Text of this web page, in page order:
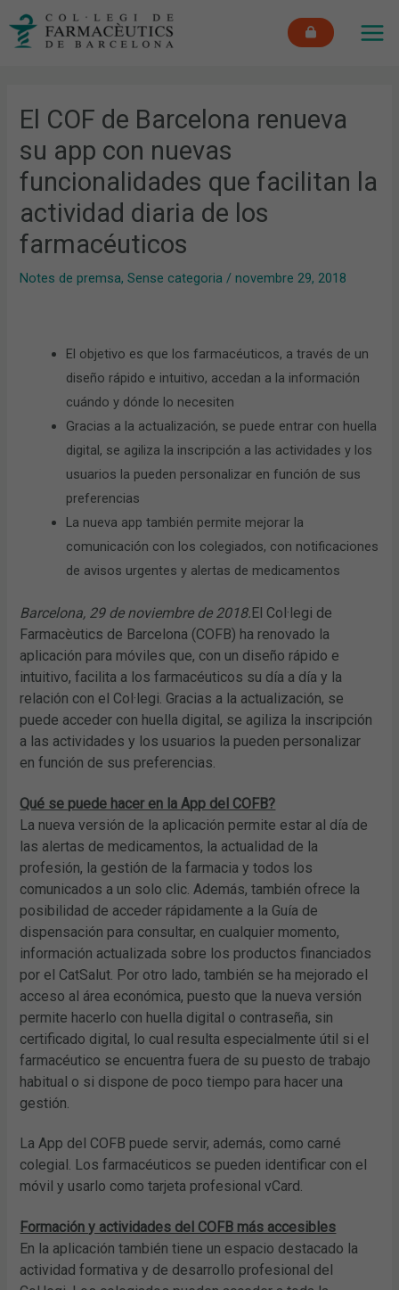
El COF de Barcelona renueva
su app con nuevas
funcionalidades que facilitan la
actividad diaria de los
farmacéuticos
Notes de premsa,Sense categoria /novembre 29, 2018
El objetivo es que los farmacéuticos, a través de un
diseño rápido e intuitivo, accedan a la información
cuándo y dónde lo necesiten
Gracias a la actualización, se puede entrar con huella
digital, se agiliza la inscripción a las actividades y los
usuarios la pueden personalizar en función de sus
preferencias
La nueva app también permite mejorar la
comunicación con los colegiados, con notificaciones
de avisos urgentes y alertas de medicamentos
Barcelona, 29 de noviembre de 2018.El Col·legi de
Farmacèutics de Barcelona (COFB) ha renovado la
aplicación para móviles que, con un diseño rápido e
intuitivo, facilita a los farmacéuticos su día a día y la
relación con el Col·legi. Gracias a la actualización, se
puede acceder con huella digital, se agiliza la inscripción
a las actividades y los usuarios la pueden personalizar
en función de sus preferencias.
Qué se puede hacer en la App del COFB?
La nueva versión de la aplicación permite estar al día de
las alertas de medicamentos, la actualidad de la
profesión, la gestión de la farmacia y todos los
comunicados a un solo clic. Además, también ofrece la
posibilidad de acceder rápidamente a la Guía de
dispensación para consultar, en cualquier momento,
información actualizada sobre los productos financiados
por el CatSalut. Por otro lado, también se ha mejorado el
acceso al área económica, puesto que la nueva versión
permite hacerlo con huella digital o contraseña, sin
certificado digital, lo cual resulta especialmente útil si el
farmacéutico se encuentra fuera de su puesto de trabajo
habitual o si dispone de poco tiempo para hacer una
gestión.
La App del COFB puede servir, además, como carné
colegial. Los farmacéuticos se pueden identificar con el
móvil y usarlo como tarjeta profesional vCard.
Formación y actividades del COFB más accesibles
En la aplicación también tiene un espacio destacado la
actividad formativa y de desarrollo profesional del